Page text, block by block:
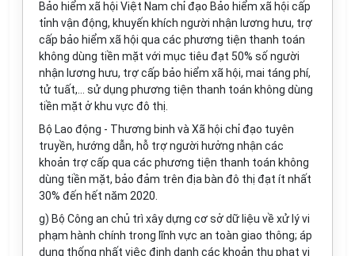
Bảo hiểm xã hội Việt Nam chỉ đạo Bảo hiểm xã hội cấp
tỉnh vận động, khuyến khích người nhận lương hưu, trợ
cấp bảo hiểm xã hội qua các phương tiện thanh toán
không dùng tiền mặt với mục tiêu đạt 50% số người
nhận lương hưu, trợ cấp bảo hiểm xã hội, mai táng phí,
tử tuất,... sử dụng phương tiện thanh toán không dùng
tiền mặt ở khu vực đô thị.
Bộ Lao động - Thương binh và Xã hội chỉ đạo tuyên
truyền, hướng dẫn, hỗ trợ người hưởng nhận các
khoản trợ cấp qua các phương tiện thanh toán không
dùng tiền mặt, bảo đảm trên địa bàn đô thị đạt ít nhất
30% đến hết năm 2020.
g) Bộ Công an chủ trì xây dựng cơ sở dữ liệu về xử lý vi
phạm hành chính trong lĩnh vực an toàn giao thông; áp
dụng thống nhất việc định danh các khoản thu phạt vi